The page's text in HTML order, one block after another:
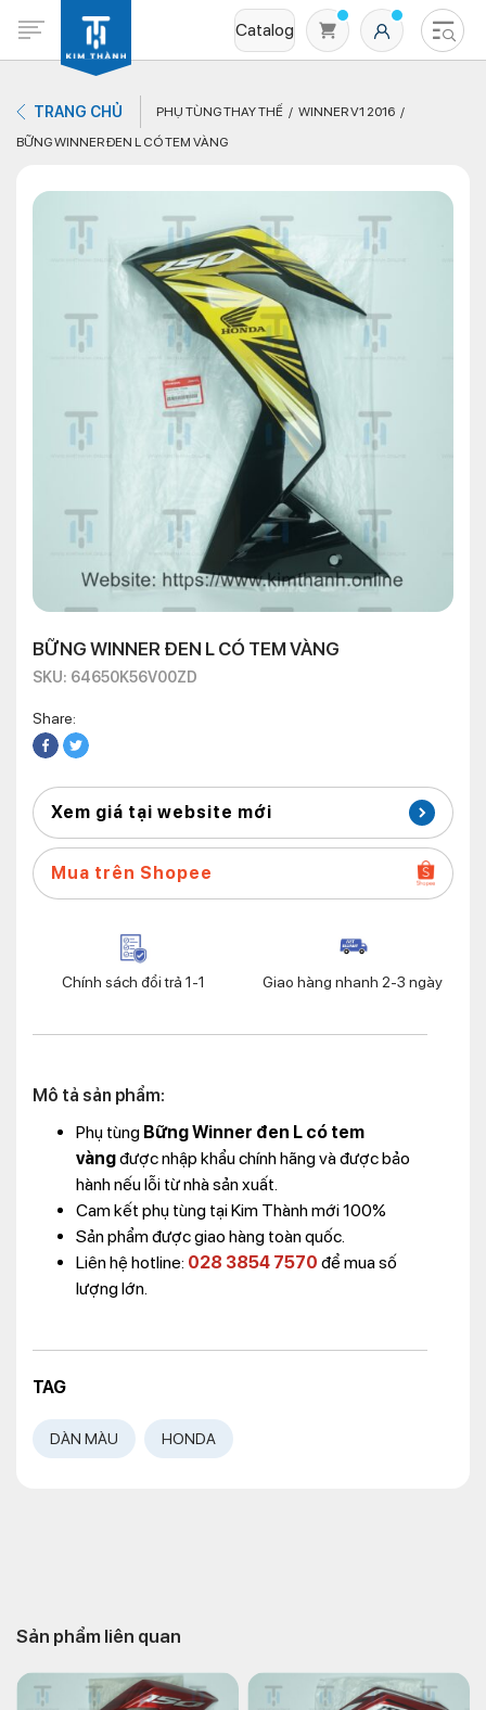
Catalog
Không có sản phẩm nào trong giỏ hàng
TRANG CHỦ PHỤ TÙNG THAY THẾ
WINNER V1 2016
BỮNG WINNER ĐEN L CÓ TEM VÀNG
BỮNG WINNER ĐEN L CÓ TEM VÀNG
SKU: 64650K56V00ZD
Share:
Xem giá tại website mới
Mua trên Shopee
Chính sách đổi trả 1-1 Giao hàng nhanh 2-3 ngày
Mô tả sản phẩm:
Phụ tùng Bững Winner đen L có tem
vàngđược nhập khẩu chính hãng và được bảo
hành nếu lỗi từ nhà sản xuất.
Cam kết phụ tùng tại Kim Thành mới 100%
Sản phẩm được giao hàng toàn quốc.
Liên hệ hotline: 028 3854 7570 để mua số
lượng lớn.
TAG
DÀN MÀU HONDA
Sản phẩm liên quan